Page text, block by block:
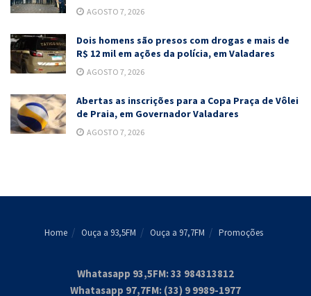
AGOSTO 7, 2026
Dois homens são presos com drogas e mais de
R$ 12 mil em ações da polícia, em Valadares
AGOSTO 7, 2026
Abertas as inscrições para a Copa Praça de Vôlei
de Praia, em Governador Valadares
AGOSTO 7, 2026
Home Ouça a 93,5FM Ouça a 97,7FM Promoções
Whatasapp 93,5FM: 33 984313812
Whatasapp 97,7FM: (33) 9 9989-1977